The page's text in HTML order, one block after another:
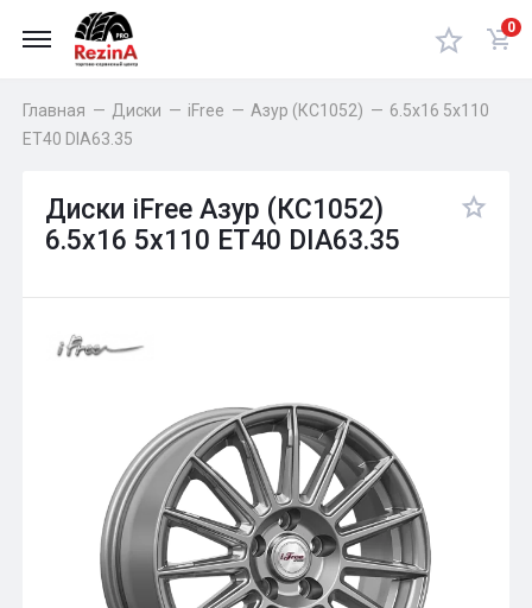
0
Главная — Диски — iFree — Азур (КС1052) — 6.5x16 5x110
ET40 DIA63.35
Диски iFree Азур (КС1052)
6.5x16 5x110 ET40 DIA63.35